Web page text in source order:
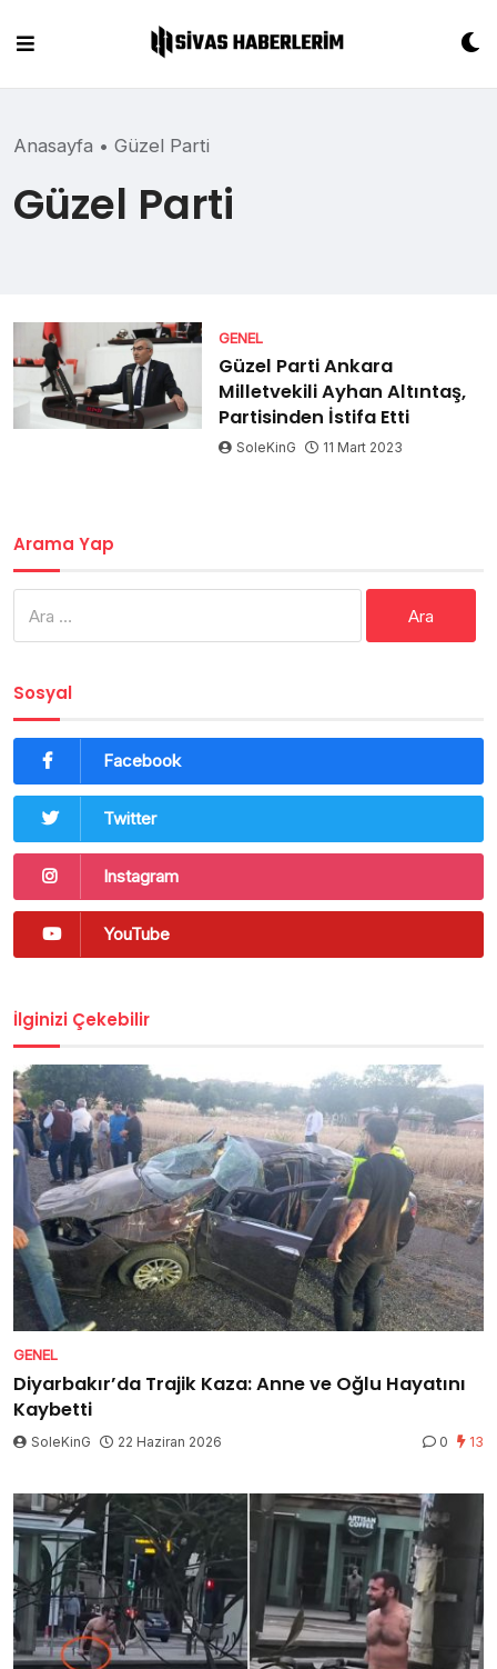
content
Anasayfa • Güzel Parti
Güzel Parti
GENEL
Güzel Parti Ankara
Milletvekili Ayhan Altıntaş,
Partisinden İstifa Etti
SoleKinG 11 Mart 2023
Arama Yap
Sosyal
Facebook
Twitter
Instagram
YouTube
İlginizi Çekebilir
GENEL
Diyarbakır’da Trajik Kaza: Anne ve Oğlu Hayatını
Kaybetti
SoleKinG 22 Haziran 2026 0 13